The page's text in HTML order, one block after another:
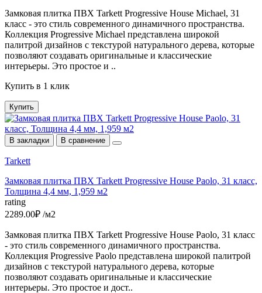
Замковая плитка ПВХ Tarkett Progressive House Michael, 31
класс - это стиль современного динамичного пространства.
Коллекция Progressive Michael представлена широкой
палитрой дизайнов c текстурой натурального дерева, которые
позволяют создавать оригинальные и классические
интерьеры. Это простое и ..
Купить в 1 клик
Купить
В закладки В сравнение
Tarkett
Замковая плитка ПВХ Tarkett Progressive House Paolo, 31 класс,
Толщина 4,4 мм, 1,959 м2
rating
2289.00₽ /м2
Замковая плитка ПВХ Tarkett Progressive House Paolo, 31 класс
- это стиль современного динамичного пространства.
Коллекция Progressive Paolo представлена широкой палитрой
дизайнов c текстурой натурального дерева, которые
позволяют создавать оригинальные и классические
интерьеры. Это простое и дост..